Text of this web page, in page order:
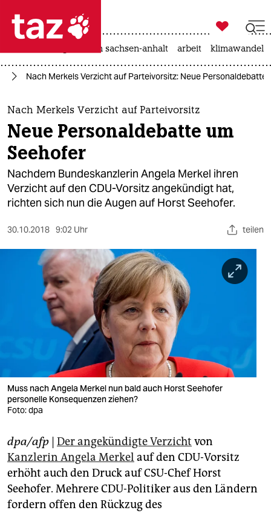
 taz zahl ich
taz zahl ich
themen
politik
öko
gesellschaft
sport
wahrheit
verlag
veranstaltungen
fragen & hilfe
unterstützen
abo

taz zahl ich
landtagswahl in sachsen-anhalt arbeit klimawandel
Nach Merkels Verzicht auf Parteivorsitz: Neue Personaldebatte
Nach Merkels Verzicht auf Parteivorsitz
Neue Personaldebatte um
Seehofer
Nachdem Bundeskanzlerin Angela Merkel ihren
Verzicht auf den CDU-Vorsitz angekündigt hat,
richten sich nun die Augen auf Horst Seehofer.
30.10.2018 9:02 Uhr teilen
Muss nach Angela Merkel nun bald auch Horst Seehofer
personelle Konsequenzen ziehen?
Foto: dpa
dpa/afp Der angekündigte Verzicht von
Kanzlerin Angela Merkel auf den CDU-Vorsitz
erhöht auch den Druck auf CSU-Chef Horst
Seehofer. Mehrere CDU-Politiker aus den Ländern
fordern offen den Rückzug des